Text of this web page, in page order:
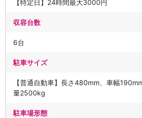
【特定日】24時間最大3000円
収容台数
6台
駐車サイズ
【普通自動車】長さ480mm、車幅
量2500kg
駐車場形態